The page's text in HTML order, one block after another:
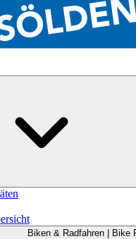
Biken & Radfahren | Bike